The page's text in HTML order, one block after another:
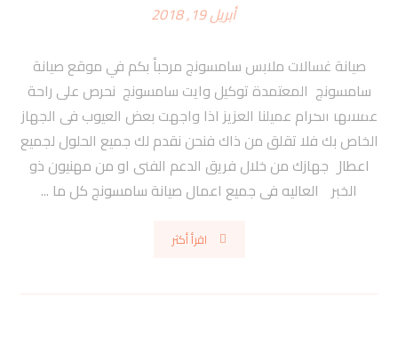
أبريل 19, 2018
صيانة غسالات ملابس سامسونج مرحبأ بكم في موقع صيانة
سامسونج المعتمدة توكيل وايت سامسونج نحرص على راحة
عملائها الكرام عميلنا العزيز اذا واجهت بعض العيوب فى الجهاز
الخاص بك فلا تقلق من ذاك فنحن نقدم لك جميع الحلول لجميع
اعطال جهازك من خلال فريق الدعم الفنى او من مهنيون ذو
الخبره العاليه فى جميع اعمال صيانة سامسونج كل ما ...
اقرأ أكثر